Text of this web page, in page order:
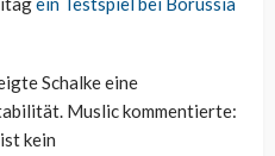
Schalke eine
Muslic kommentierte:
kein